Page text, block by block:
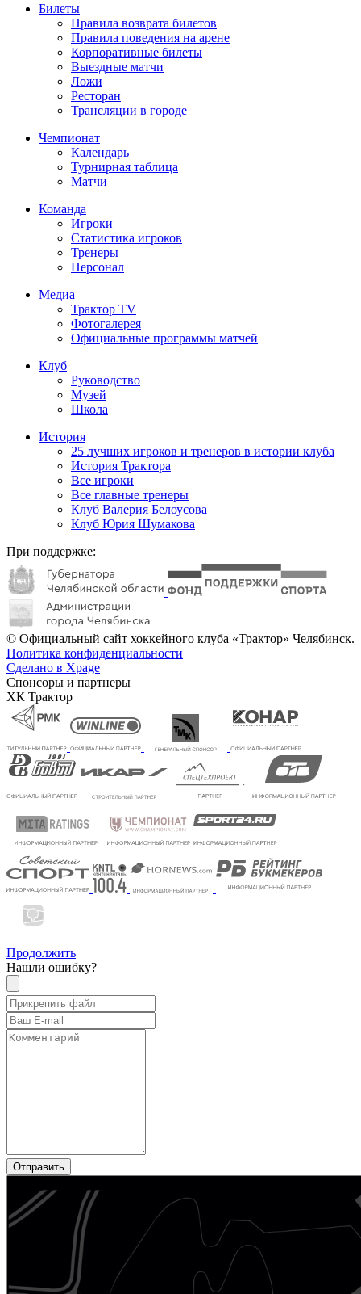
Билеты
Правила возврата билетов
Правила поведения на арене
Корпоративные билеты
Выездные матчи
Ложи
Ресторан
Трансляции в городе
Чемпионат
Календарь
Турнирная таблица
Матчи
Команда
Игроки
Статистика игроков
Тренеры
Персонал
Медиа
Трактор TV
Фотогалерея
Официальные программы матчей
Клуб
Руководство
Музей
Школа
История
25 лучших игроков и тренеров в истории клуба
История Трактора
Все игроки
Все главные тренеры
Клуб Валерия Белоусова
Клуб Юрия Шумакова
При поддержке:
© Официальный сайт хоккейного клуба «Трактор» Челябинск.
Политика конфиденциальности
Сделано в Xpage
Спонсоры и партнеры
ХК Трактор
Продолжить
Нашли ошибку?